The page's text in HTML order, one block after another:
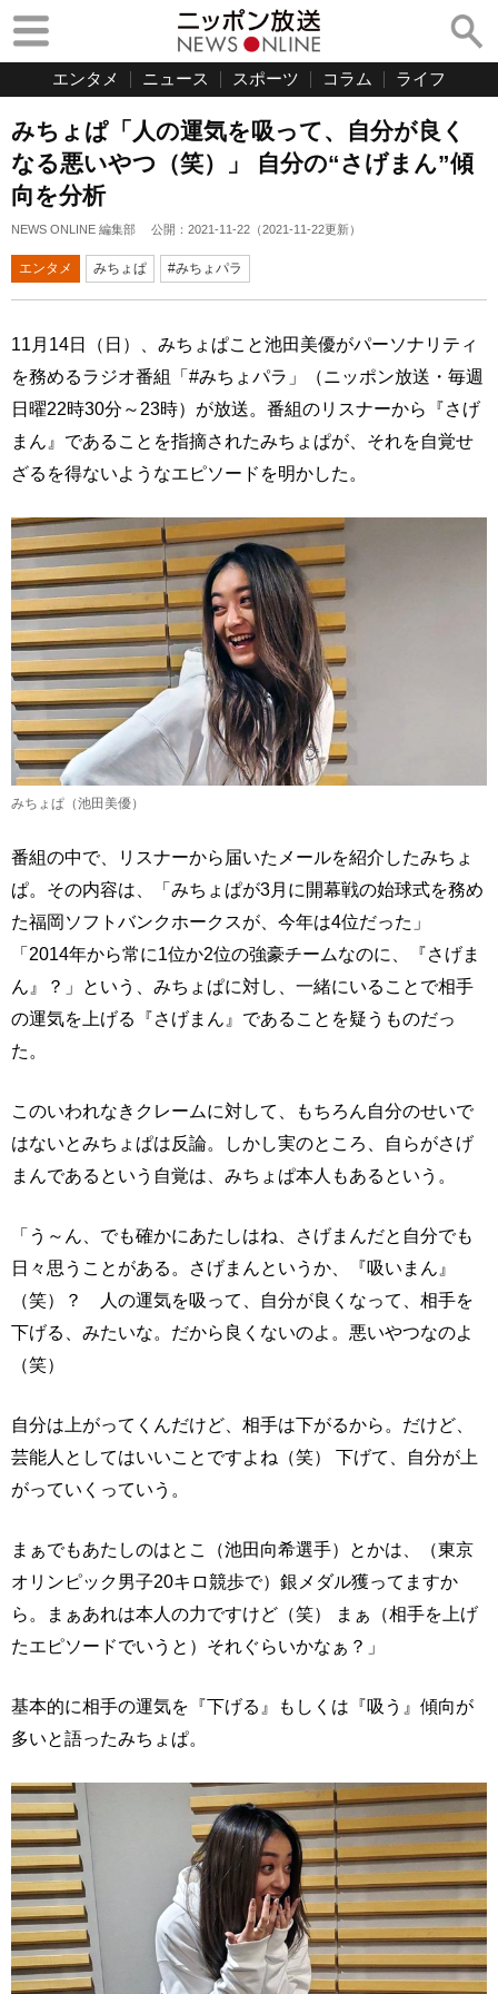
エンタメ ニュース スポーツ コラム ライフ
みちょぱ「人の運気を吸って、自分が良く
なる悪いやつ（笑）」 自分の“さげまん”傾
向を分析
NEWS ONLINE 編集部 公開： 2021-11-22 （2021-11-22更新）
エンタメ みちょぱ #みちょパラ
11月14日（日）、みちょぱこと池田美優がパーソナリティ
を務めるラジオ番組「#みちょパラ」（ニッポン放送・毎週
日曜22時30分～23時）が放送。番組のリスナーから『さげ
まん』であることを指摘されたみちょぱが、それを自覚せ
ざるを得ないようなエピソードを明かした。
みちょぱ（池田美優）
番組の中で、リスナーから届いたメールを紹介したみちょ
ぱ。その内容は、「みちょぱが3月に開幕戦の始球式を務め
た福岡ソフトバンクホークスが、今年は4位だった」
「2014年から常に1位か2位の強豪チームなのに、『さげま
ん』？」という、みちょぱに対し、一緒にいることで相手
の運気を上げる『さげまん』であることを疑うものだっ
た。
このいわれなきクレームに対して、もちろん自分のせいで
はないとみちょぱは反論。しかし実のところ、自らがさげ
まんであるという自覚は、みちょぱ本人もあるという。
「う～ん、でも確かにあたしはね、さげまんだと自分でも
日々思うことがある。さげまんというか、『吸いまん』
（笑）？ 人の運気を吸って、自分が良くなって、相手を
下げる、みたいな。だから良くないのよ。悪いやつなのよ
（笑）
自分は上がってくんだけど、相手は下がるから。だけど、
芸能人としてはいいことですよね（笑） 下げて、自分が上
がっていくっていう。
まぁでもあたしのはとこ（池田向希選手）とかは、（東京
オリンピック男子20キロ競歩で）銀メダル獲ってますか
ら。まぁあれは本人の力ですけど（笑） まぁ（相手を上げ
たエピソードでいうと）それぐらいかなぁ？」
基本的に相手の運気を『下げる』もしくは『吸う』傾向が
多いと語ったみちょぱ。